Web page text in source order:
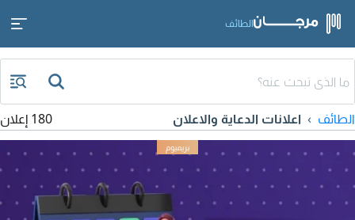
الطائف
الطائف اعلانات الدعاية والاعلان 180 إعلان